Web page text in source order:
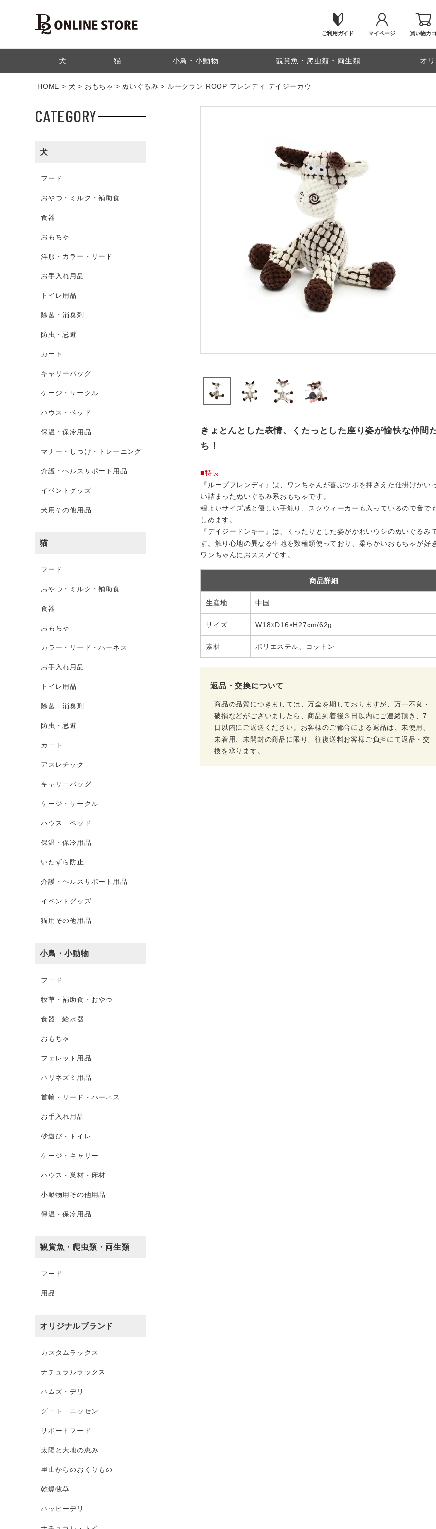
ご利用ガイド マイページ 買い物カゴ
検索
犬 猫 小鳥・小動物 観賞魚・爬虫類・両生類 オ
HOME 犬 おもちゃ ぬいぐるみ ルークラン ROOP フレンディ デイジーカウ
CATEGORY
犬
フード
おやつ・ミルク・補助食
食器
おもちゃ
洋服・カラー・リード
お手入れ用品
トイレ用品
除菌・消臭剤
防虫・忌避
カート
キャリーバッグ
ケージ・サークル
ハウス・ベッド
保温・保冷用品
マナー・しつけ・トレーニング
介護・ヘルスサポート用品
イベントグッズ
犬用その他用品
猫
フード
おやつ・ミルク・補助食
食器
おもちゃ
カラー・リード・ハーネス
お手入れ用品
トイレ用品
除菌・消臭剤
防虫・忌避
カート
アスレチック
キャリーバッグ
ケージ・サークル
ハウス・ベッド
保温・保冷用品
いたずら防止
介護・ヘルスサポート用品
イベントグッズ
猫用その他用品
小鳥・小動物
フード
牧草・補助食・おやつ
食器・給水器
おもちゃ
フェレット用品
ハリネズミ用品
首輪・リード・ハーネス
お手入れ用品
砂遊び・トイレ
ケージ・キャリー
ハウス・巣材・床材
小動物用その他用品
保温・保冷用品
観賞魚・爬虫類・両生類
フード
用品
オリジナルブランド
カスタムラックス
ナチュラルラックス
ハムズ・デリ
グート・エッセン
サポートフード
太陽と大地の恵み
里山からのおくりもの
乾燥牧草
ハッピーデリ
きょとんとした表情、くたっとした座り姿が愉快な仲間
ち！
■特長
『ループフレンディ』は、ワンちゃんが喜ぶツボを押さえた仕掛けがい
い詰まったぬいぐるみ系おもちゃです。
程よいサイズ感と優しい手触り、スクウィーカーも入っているので音で
しめます。
『デイジードンキー』は、くったりとした姿がかわいウシのぬいぐるみ
す。触り心地の異なる生地を数種類使っており、柔らかいおもちゃが好
ワンちゃんにおススメです。
商品詳細
生産地 中国
サイズ W18×D16×H27cm/62g
素材 ポリエステル、コットン
返品・交換について
商品の品質につきましては、万全を期しておりますが、万一不良・
破損などがございましたら、商品到着後３日以内にご連絡頂き、7
日以内にご返送ください。お客様のご都合による返品は、未使用、
未着用、未開封の商品に限り、往復送料お客様ご負担にて返品・交
換を承ります。